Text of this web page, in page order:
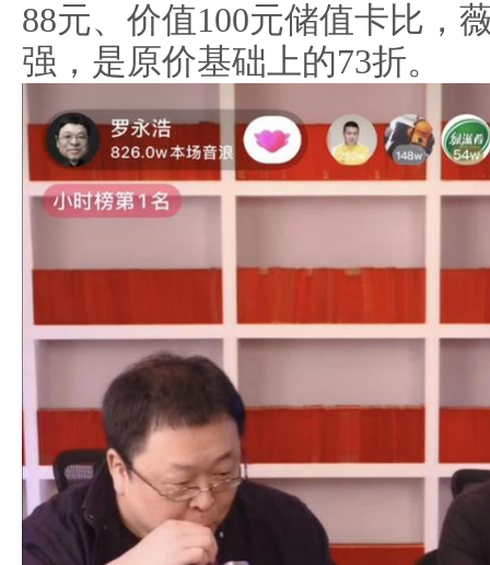
88元、价值100元储值卡比，
强，是原价基础上的73折。